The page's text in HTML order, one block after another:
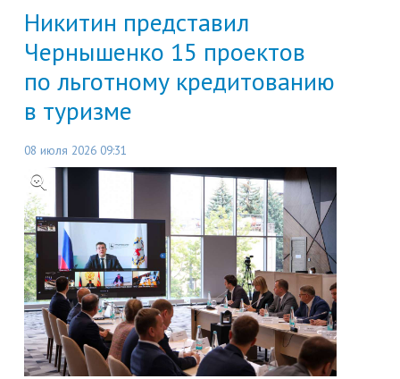
Никитин представил
Чернышенко 15 проектов
по льготному кредитованию
в туризме
08 июля 2026 09:31